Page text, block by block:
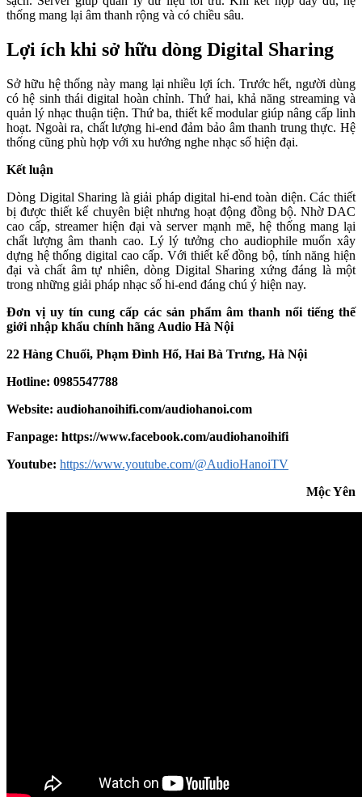
thống mang lại âm thanh rộng và có chiều sâu.
Lợi ích khi sở hữu dòng Digital Sharing
Sở hữu hệ thống này mang lại nhiều lợi ích. Trước hết, người dùng
có hệ sinh thái digital hoàn chỉnh. Thứ hai, khả năng streaming và
quản lý nhạc thuận tiện. Thứ ba, thiết kế modular giúp nâng cấp linh
hoạt. Ngoài ra, chất lượng hi-end đảm bảo âm thanh trung thực. Hệ
thống cũng phù hợp với xu hướng nghe nhạc số hiện đại.
Kết luận
Dòng Digital Sharing là giải pháp digital hi-end toàn diện. Các thiết
bị được thiết kế chuyên biệt nhưng hoạt động đồng bộ. Nhờ DAC
cao cấp, streamer hiện đại và server mạnh mẽ, hệ thống mang lại
chất lượng âm thanh cao. Lý lý tưởng cho audiophile muốn xây
dựng hệ thống digital cao cấp. Với thiết kế đồng bộ, tính năng hiện
đại và chất âm tự nhiên, dòng Digital Sharing xứng đáng là một
trong những giải pháp nhạc số hi-end đáng chú ý hiện nay.
Đơn vị uy tín cung cấp các sản phẩm âm thanh nổi tiếng thế
giới nhập khẩu chính hãng Audio Hà Nội
22 Hàng Chuối, Phạm Đình Hổ, Hai Bà Trưng, Hà Nội
Hotline: 0985547788
Website: audiohanoihifi.com/audiohanoi.com
Fanpage: https://www.facebook.com/audiohanoihifi
Youtube: https://www.youtube.com/@AudioHanoiTV
Mộc Yên